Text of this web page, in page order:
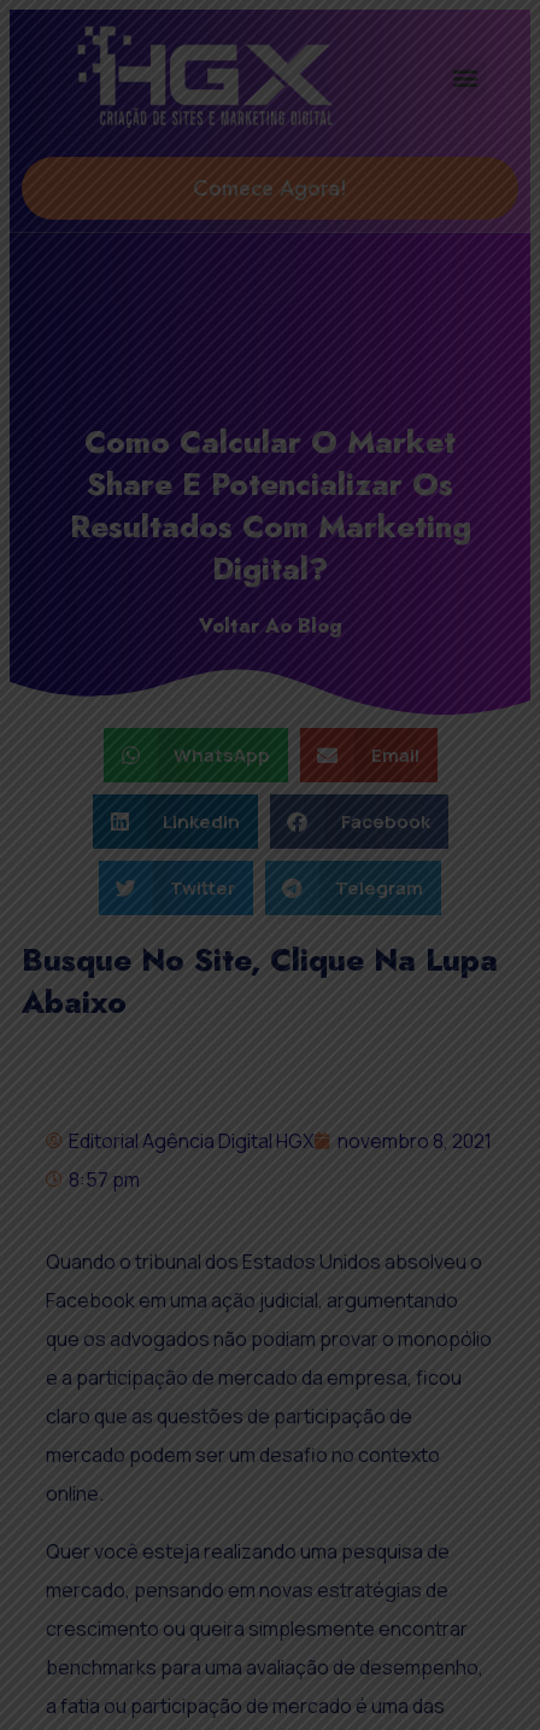
Comece Agora!
Como Calcular O Market
Share E Potencializar Os
Resultados Com Marketing
Digital?
Voltar Ao Blog
WhatsApp Email
LinkedIn Facebook
Twitter Telegram
Busque No Site, Clique Na Lupa
Abaixo
Editorial Agência Digital HGX
novembro 8, 2021
8:57 pm
Quando o tribunal dos Estados Unidos absolveu o
Facebook em uma ação judicial, argumentando
que os advogados não podiam provar o monopólio
e a participação de mercado da empresa, ficou
claro que as questões de participação de
mercado podem ser um desafio no contexto
online.
Quer você esteja realizando uma pesquisa de
mercado, pensando em novas estratégias de
crescimento ou queira simplesmente encontrar
benchmarks para uma avaliação de desempenho,
a fatia ou participação de mercado é uma das